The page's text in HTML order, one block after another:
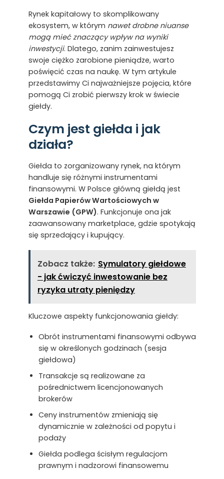
Rynek kapitałowy to skomplikowany
ekosystem, w którym nawet drobne niuanse
mogą mieć znaczący wpływ na wyniki
inwestycji. Dlatego, zanim zainwestujesz
swoje ciężko zarobione pieniądze, warto
poświęcić czas na naukę. W tym artykule
przedstawimy Ci najważniejsze pojęcia, które
pomogą Ci zrobić pierwszy krok w świecie
giełdy.
Czym jest giełda i jak
działa?
Giełda to zorganizowany rynek, na którym
handluje się różnymi instrumentami
finansowymi. W Polsce główną giełdą jest
Giełda Papierów Wartościowych w
Warszawie (GPW). Funkcjonuje ona jak
zaawansowany marketplace, gdzie spotykają
się sprzedający i kupujący.
Zobacz także: Symulatory giełdowe
- jak ćwiczyć inwestowanie bez
ryzyka utraty pieniędzy
Kluczowe aspekty funkcjonowania giełdy:
Obrót instrumentami finansowymi odbywa
się w określonych godzinach (sesja
giełdowa)
Transakcje są realizowane za
pośrednictwem licencjonowanych
brokerów
Ceny instrumentów zmieniają się
dynamicznie w zależności od popytu i
podaży
Giełda podlega ścisłym regulacjom
prawnym i nadzorowi finansowemu